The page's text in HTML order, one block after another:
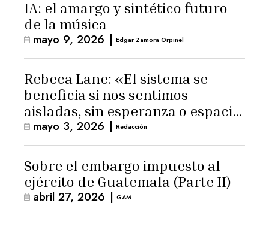
IA: el amargo y sintético futuro
de la música
mayo 9, 2026 | Edgar Zamora Orpinel
Rebeca Lane: «El sistema se
beneficia si nos sentimos
aisladas, sin esperanza o espacio
para la ternura»
mayo 3, 2026 | Redacción
Sobre el embargo impuesto al
ejército de Guatemala (Parte II)
abril 27, 2026 | GAM